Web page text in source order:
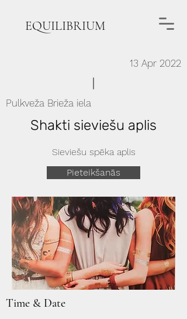
EQUILIBRIUM
13 Apr 2022
Pulkveža Brieža iela
Shakti sieviešu aplis
Sieviešu spēka aplis
Pieteikšanās
Time & Date